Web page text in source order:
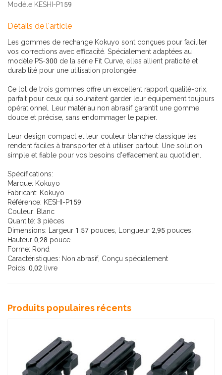
Modèle KESHI-P159
Détails de l'article
Les gommes de rechange Kokuyo sont conçues pour faciliter
vos corrections avec efficacité. Spécialement adaptées au
modèle PS-300 de la série Fit Curve, elles allient praticité et
durabilité pour une utilisation prolongée.
Ce lot de trois gommes offre un excellent rapport qualité-prix,
parfait pour ceux qui souhaitent garder leur équipement toujours
opérationnel. Leur matériau non abrasif garantit une gomme
douce et précise, sans endommager le papier.
Leur design compact et leur couleur blanche classique les
rendent faciles à transporter et à utiliser partout. Une solution
simple et fiable pour vos besoins d'effacement au quotidien.
Spécifications:
Marque: Kokuyo
Fabricant: Kokuyo
Référence: KESHI-P159
Couleur: Blanc
Quantité: 3 pièces
Dimensions: Largeur 1,57 pouces, Longueur 2,95 pouces,
Hauteur 0,28 pouce
Forme: Rond
Caractéristiques: Non abrasif, Conçu spécialement
Poids: 0,02 livre
Produits populaires récents